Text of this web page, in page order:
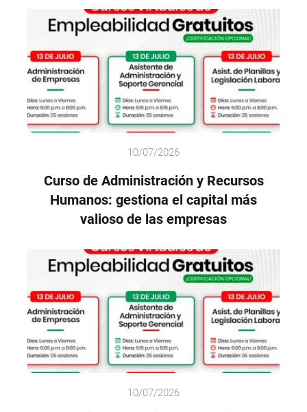
10/07/2026
Curso de Administración y Recursos
Humanos: gestiona el capital más
valioso de las empresas
10/07/2026